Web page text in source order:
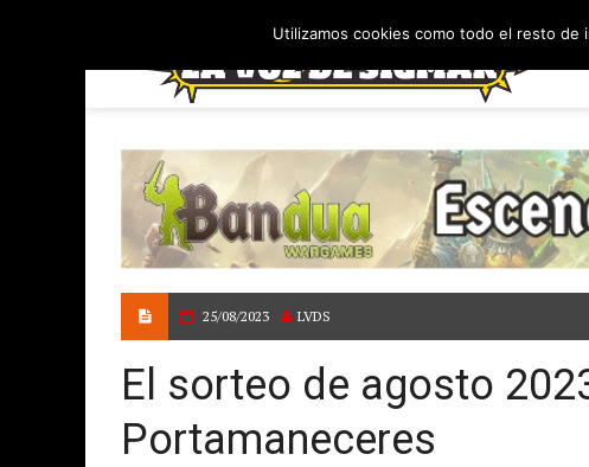
25/08/2023 LVDS
El sorteo de agosto
Portamaneceres
Utilizamos cookies como todo el resto